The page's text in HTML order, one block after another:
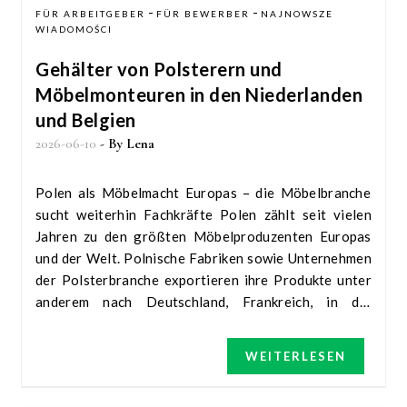
FÜR ARBEITGEBER - FÜR BEWERBER - NAJNOWSZE
WIADOMOŚCI
Gehälter von Polsterern und
Möbelmonteuren in den Niederlanden
und Belgien
2026-06-10 - By Lena
Polen als Möbelmacht Europas – die Möbelbranche
sucht weiterhin Fachkräfte Polen zählt seit vielen
Jahren zu den größten Möbelproduzenten Europas
und der Welt. Polnische Fabriken sowie Unternehmen
der Polsterbranche exportieren ihre Produkte unter
anderem nach Deutschland, Frankreich, in die
WEITERLESEN